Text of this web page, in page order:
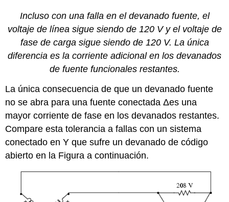
Incluso con una falla en el devanado fuente, el
voltaje de línea sigue siendo de 120 V y el voltaje de
fase de carga sigue siendo de 120 V. La única
diferencia es la corriente adicional en los devanados
de fuente funcionales restantes.
La única consecuencia de que un devanado fuente
no se abra para una fuente conectada Δes una
mayor corriente de fase en los devanados restantes.
Compare esta tolerancia a fallas con un sistema
conectado en Y que sufre un devanado de código
abierto en la Figura a continuación.